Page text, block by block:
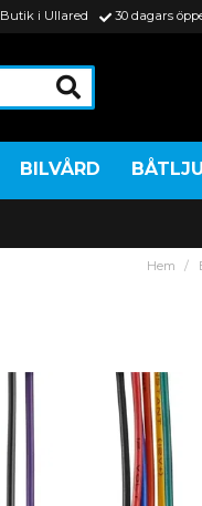
Butik i Ullared 30 dagars
BILVÅRD
Hem